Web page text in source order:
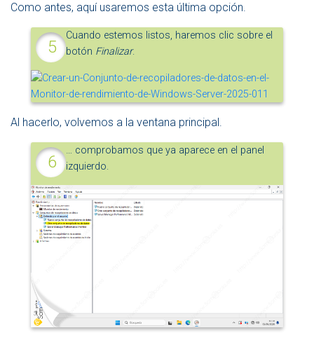
Como antes, aquí usaremos esta última opción.
Cuando estemos listos, haremos clic sobre el
botón Finalizar.
Al hacerlo, volvemos a la ventana principal.
… comprobamos que ya aparece en el panel
izquierdo.